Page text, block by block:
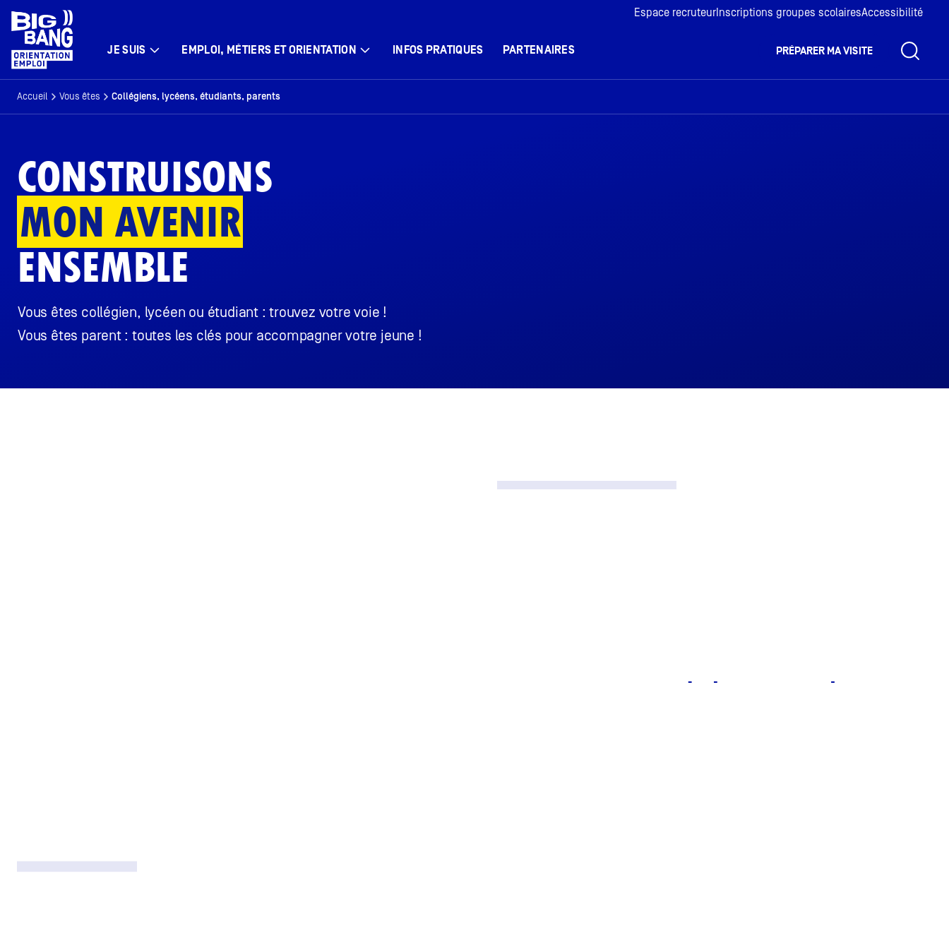
Espace recruteur Inscriptions groupes scolairesAccessibilité
JE SUIS EMPLOI, MÉTIERS ET ORIENTATION INFOS PRATIQUES PARTENAIRES PRÉPARER MA VISITE
Accueil Vous êtes Collégiens, lycéens, étudiants, parents
CONSTRUISONS
MON AVENIR
ENSEMBLE
Vous êtes collégien, lycéen ou étudiant : trouvez votre voie !
Vous êtes parent : toutes les clés pour accompagner votre jeune !